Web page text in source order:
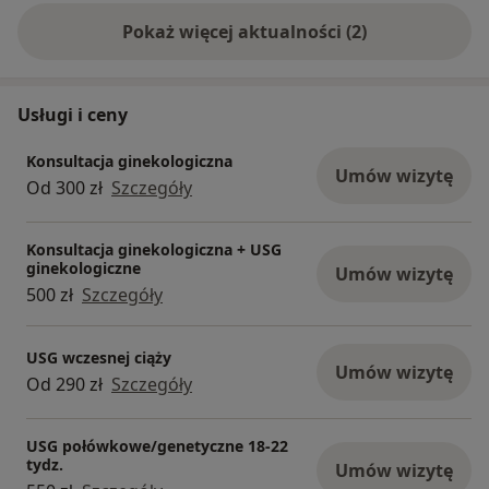
telefonicznie
Pokaż więcej aktualności (2)
Usługi i ceny
Konsultacja ginekologiczna
Od 300 zł Szczegóły Umów wizytę
Konsultacja ginekologiczna + USG
ginekologiczne
500 zł Szczegóły
Umów wizytę
USG wczesnej ciąży
Od 290 zł Szczegóły Umów wizytę
USG połówkowe/genetyczne 18-22
tydz.
Umów wizytę